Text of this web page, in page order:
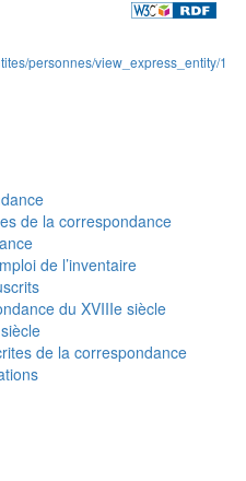
personnes/view_express_entity/1
de la correspondance
de l’inventaire
du XVIIIe siècle
de la correspondance